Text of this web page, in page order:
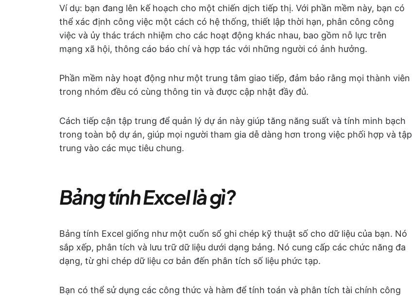
Ví dụ: bạn đang lên kế hoạch cho một chiến dịch tiếp thị. Với phần mềm này, bạn có
thể xác định công việc một cách có hệ thống, thiết lập thời hạn, phân công công
việc và ủy thác trách nhiệm cho các hoạt động khác nhau, bao gồm nỗ lực trên
mạng xã hội, thông cáo báo chí và hợp tác với những người có ảnh hưởng.
Phần mềm này hoạt động như một trung tâm giao tiếp, đảm bảo rằng mọi thành viên
trong nhóm đều có cùng thông tin và được cập nhật đầy đủ.
Cách tiếp cận tập trung để quản lý dự án này giúp tăng năng suất và tính minh bạch
trong toàn bộ dự án, giúp mọi người tham gia dễ dàng hơn trong việc phối hợp và tập
trung vào các mục tiêu chung.
Bảng tính Excel là gì?
Bảng tính Excel giống như một cuốn sổ ghi chép kỹ thuật số cho dữ liệu của bạn. Nó
sắp xếp, phân tích và lưu trữ dữ liệu dưới dạng bảng. Nó cung cấp các chức năng đa
dạng, từ ghi chép dữ liệu cơ bản đến phân tích số liệu phức tạp.
Bạn có thể sử dụng các công thức và hàm để tính toán và phân tích tài chính công